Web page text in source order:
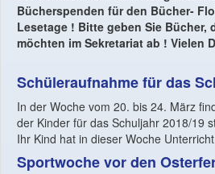
Bücherspenden für den Bücher-
Lesetage ! Bitte geben Sie Bücher,
möchten im Sekretariat ab ! Vielen
Schüleraufnahme für das
In der Woche vom 20. bis 24. März
der Kinder für das Schuljahr 2018/19
Ihr Kind hat in dieser Woche
Sportwoche vor den